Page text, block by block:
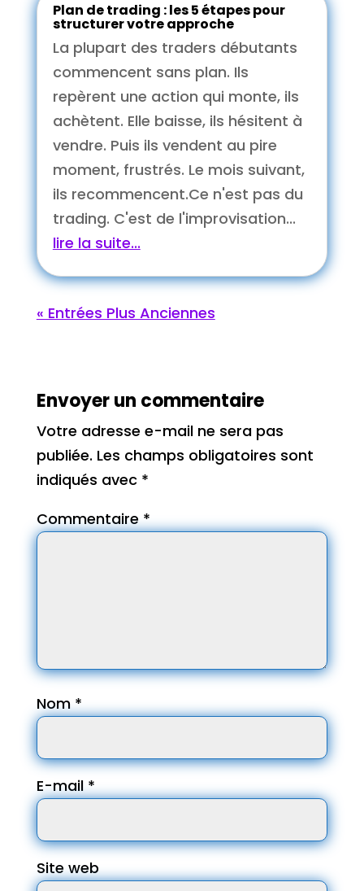
Plan de trading : les 5 étapes pour
structurer votre approche
La plupart des traders débutants
commencent sans plan. Ils
repèrent une action qui monte, ils
achètent. Elle baisse, ils hésitent à
vendre. Puis ils vendent au pire
moment, frustrés. Le mois suivant,
ils recommencent.Ce n'est pas du
trading. C'est de l'improvisation...
lire la suite...
« Entrées Plus Anciennes
Envoyer un commentaire
Votre adresse e-mail ne sera pas
publiée. Les champs obligatoires sont
indiqués avec *
Commentaire*
Nom*
E-mail*
Site web